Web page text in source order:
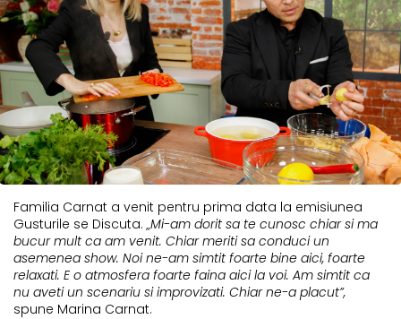
Familia Carnat a venit pentru prima data la emisiunea
Gusturile se Discuta. „Mi-am dorit sa te cunosc chiar si ma
bucur mult ca am venit. Chiar meriti sa conduci un
asemenea show. Noi ne-am simtit foarte bine aici, foarte
relaxati. E o atmosfera foarte faina aici la voi. Am simtit ca
nu aveti un scenariu si improvizati. Chiar ne-a placut”,
spune Marina Carnat.